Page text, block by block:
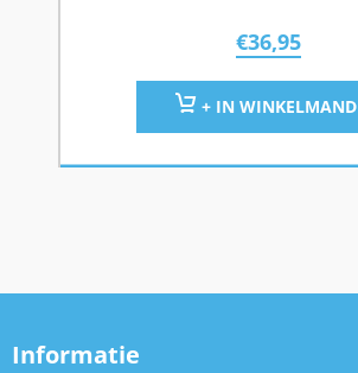
€36,95
+ IN WINKELMAND
Informatie